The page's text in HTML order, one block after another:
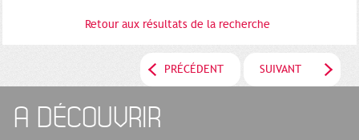
Retour aux résultats de la recherche
PRÉCÉDENT SUIVANT
A DÉCOUVRIR